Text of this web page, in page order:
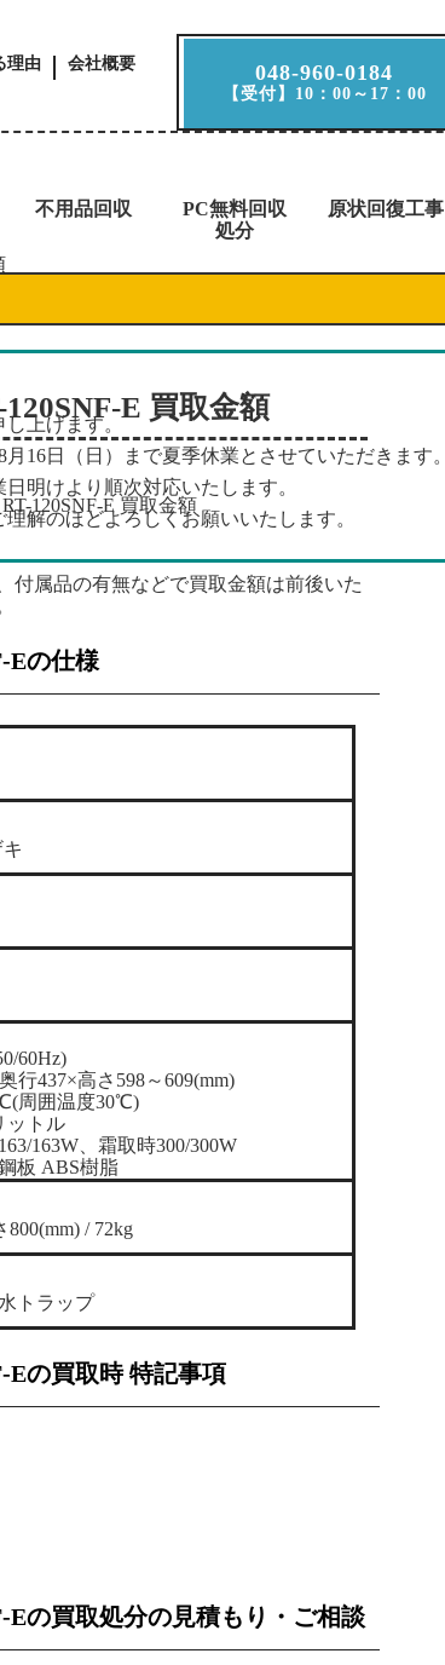
048-960-0184
【受付】10：00～17：00
理由 会社概要
不用品回収
PC無料回収
処分
原状回復工事
し上げます。
16日（日）まで夏季休業とさせていただきます。
明けより順次対応いたします。
解のほどよろしくお願いいたします。
E 買取金額
属品の有無などで買取金額は前後いた
Eの仕様
60Hz)
行437×高さ598～609(mm)
周囲温度30℃)
ットル
163W、霜取時300/300W
板 ABS樹脂
/ 72kg
トラップ
Eの買取時 特記事項
Eの買取処分の見積もり・ご相談